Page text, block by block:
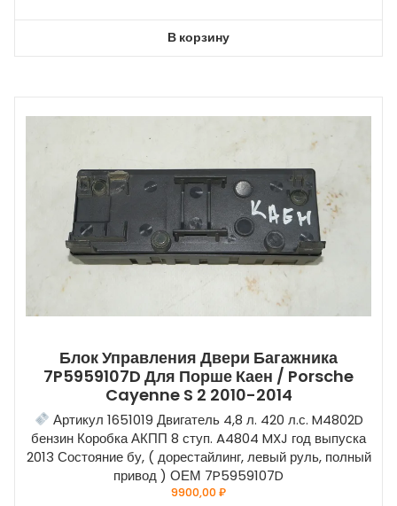
В корзину
Блок Управления Двери Багажника
7P5959107D Для Порше Каен / Porsche
Cayenne S 2 2010-2014
Артикул 1651019 Двигатель 4,8 л. 420 л.с. M4802D
бензин Коробка АКПП 8 ступ. A4804 MXJ год выпуска
2013 Состояние бу, ( дорестайлинг, левый руль, полный
привод ) ОЕМ 7P5959107D
9900,00₽